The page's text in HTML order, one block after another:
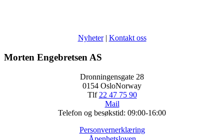
Nyheter| Kontakt oss
Morten Engebretsen AS
Dronningensgate 28
0154 OsloNorway
Tlf 22 47 75 90
Mail
Telefon og besøkstid: 09:00-16:00
Personvernerklæring